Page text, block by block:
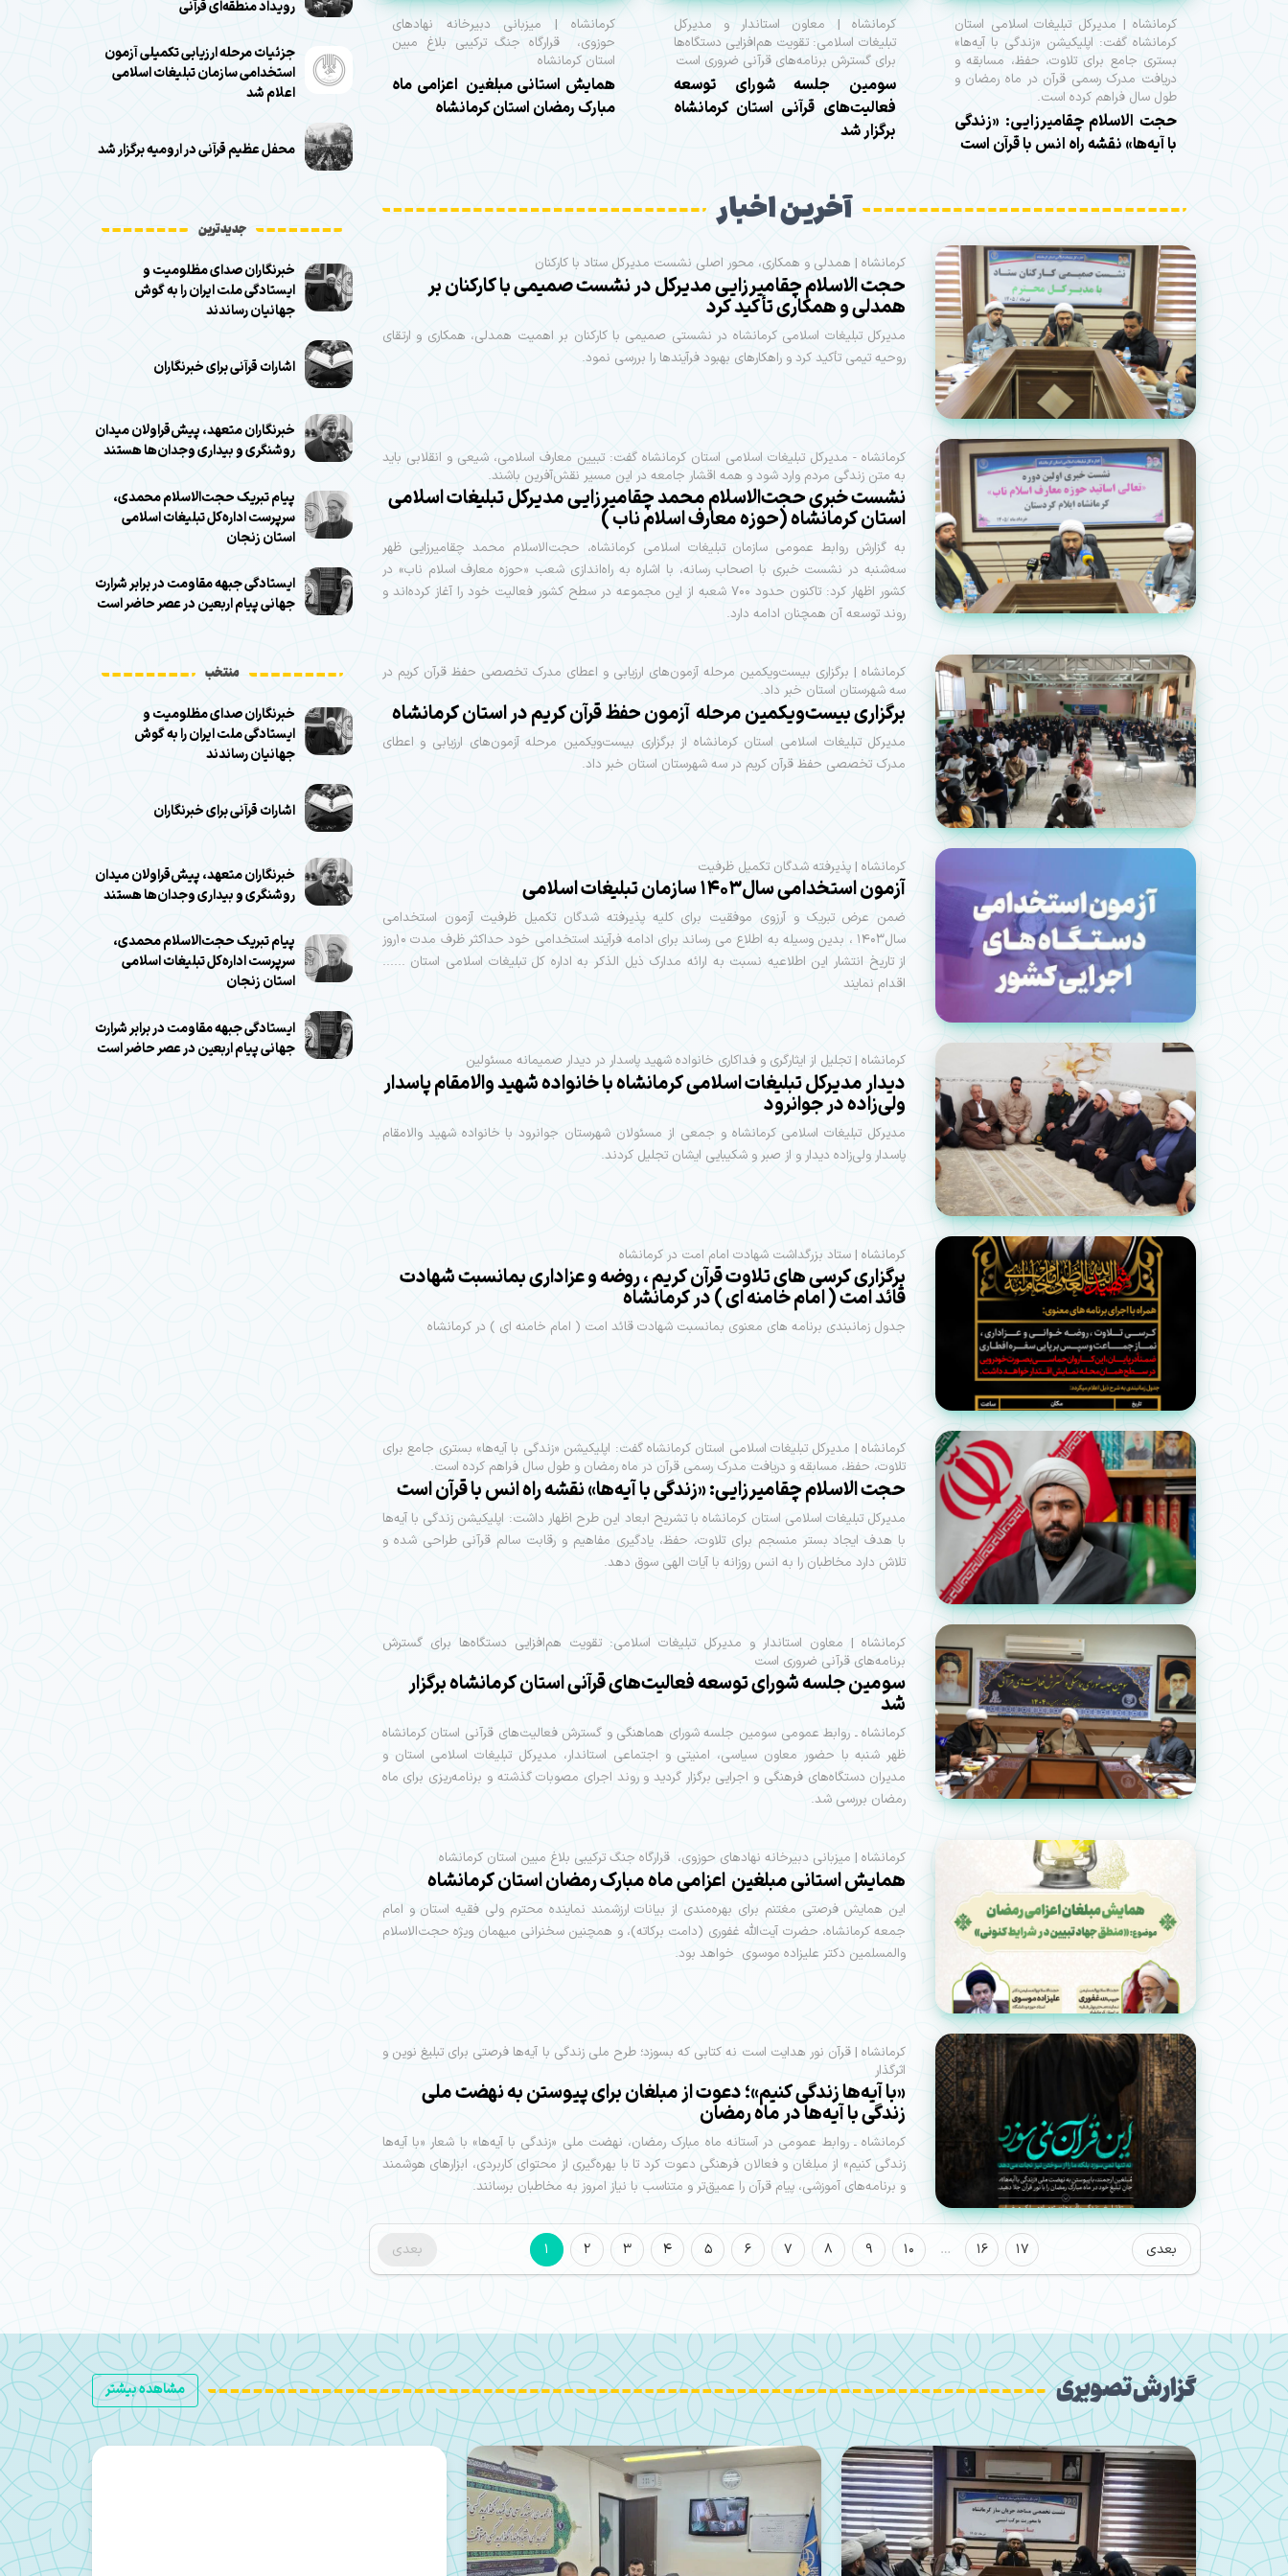
کرمانشاه | مدیرکل تبلیغات اسلامی استان
کرمانشاه گفت: اپلیکیشن «زندگی با آیه‌ها»
بستری جامع برای تلاوت، حفظ، مسابقه و
دریافت مدرک رسمی قرآن در ماه رمضان و
طول سال فراهم کرده است.
حجت الاسلام چقامیرزایی: «زندگی
با آیه‌ها» نقشه راه انس با قرآن است
کرمانشاه | معاون استاندار و مدیرکل
تبلیغات اسلامی: تقویت هم‌افزایی دستگاه‌ها
برای گسترش برنامه‌های قرآنی ضروری است
سومین جلسه شورای توسعه
فعالیت‌های قرآنی استان کرمانشاه
برگزار شد
کرمانشاه | میزبانی دبیرخانه نهادهای
حوزوی، قرارگاه جنگ ترکیبی بلاغ مبين
استان کرمانشاه
همایش استانی مبلغین اعزامی ماه
مبارک رمضان استان کرمانشاه
آخرین اخبار
کرمانشاه | همدلی و همکاری، محور اصلی نشست مدیرکل ستاد با کارکنان
حجت الاسلام چقامیرزایی مدیرکل در نشست صمیمی با کارکنان بر
همدلی و همکاری تأکید کرد
مدیرکل تبلیغات اسلامی کرمانشاه در نشستی صمیمی با کارکنان بر اهمیت همدلی، همکاری و ارتقای
روحیه تیمی تأکید کرد و راهکارهای بهبود فرآیندها را بررسی نمود.
کرمانشاه - مدیرکل تبلیغات اسلامی استان کرمانشاه گفت: تبیین معارف اسلامی، شیعی و انقلابی باید
به متن زندگی مردم وارد شود و همه اقشار جامعه در این مسیر نقش‌آفرین باشند.
نشست خبری حجت‌الاسلام محمد چقامیرزایی مدیرکل تبلیغات اسلامی
استان کرمانشاه (حوزه معارف اسلام ناب )
به گزارش روابط عمومی سازمان تبلیغات اسلامی کرمانشاه، حجت‌الاسلام محمد چقامیرزایی ظهر
سه‌شنبه در نشست خبری با اصحاب رسانه، با اشاره به راه‌اندازی شعب «حوزه معارف اسلام ناب» در
کشور اظهار کرد: تاکنون حدود ۷۰۰ شعبه از این مجموعه در سطح کشور فعالیت خود را آغاز کرده‌اند و
روند توسعه آن همچنان ادامه دارد.
کرمانشاه | برگزاری بیست‌ویکمین مرحله آزمون‌های ارزیابی و اعطای مدرک تخصصی حفظ قرآن کریم در
سه شهرستان استان خبر داد.
برگزاری بیست‌ویکمین مرحله آزمون حفظ قرآن کریم در استان کرمانشاه
مدیرکل تبلیغات اسلامی استان کرمانشاه از برگزاری بیست‌ویکمین مرحله آزمون‌های ارزیابی و اعطای
مدرک تخصصی حفظ قرآن کریم در سه شهرستان استان خبر داد.
کرمانشاه | پذیرفته شدگان تکمیل ظرفیت
آزمون استخدامی سال۱۴۰۳ سازمان تبلیغات اسلامی
ضمن عرض تبریک و آرزوی موفقیت برای کلیه پذیرفته شدگان تکمیل ظرفیت آزمون استخدامی
سال۱۴۰۳ ، بدین وسیله به اطلاع می رساند برای ادامه فرآیند استخدامی خود حداکثر ظرف مدت ۱۰روز
از تاریخ انتشار این اطلاعیه نسبت به ارائه مدارک ذیل الذکر به اداره کل تبلیغات اسلامی استان ......
اقدام نمایند
کرمانشاه | تجلیل از ایثارگری و فداکاری خانواده شهید پاسدار در دیدار صمیمانه مسئولین
دیدار مدیرکل تبلیغات اسلامی کرمانشاه با خانواده شهید والامقام پاسدار
ولی‌زاده در جوانرود
مدیرکل تبلیغات اسلامی کرمانشاه و جمعی از مسئولان شهرستان جوانرود با خانواده شهید والامقام
پاسدار ولی‌زاده دیدار و از صبر و شکیبایی ایشان تجلیل کردند.
کرمانشاه | ستاد بزرگداشت شهادت امام امت در کرمانشاه
برگزاری کرسی های تلاوت قرآن کریم ، روضه و عزاداری بمانسبت شهادت
قائد امت ( امام خامنه ای ) در کرمانشاه
جدول زمانبندی برنامه های معنوی بمانسبت شهادت قائد امت ( امام خامنه ای ) در کرمانشاه
کرمانشاه | مدیرکل تبلیغات اسلامی استان کرمانشاه گفت: اپلیکیشن «زندگی با آیه‌ها» بستری جامع برای
تلاوت، حفظ، مسابقه و دریافت مدرک رسمی قرآن در ماه رمضان و طول سال فراهم کرده است.
حجت الاسلام چقامیرزایی: «زندگی با آیه‌ها» نقشه راه انس با قرآن است
مدیرکل تبلیغات اسلامی استان کرمانشاه با تشریح ابعاد این طرح اظهار داشت: اپلیکیشن زندگی با آیه‌ها
با هدف ایجاد بستر منسجم برای تلاوت، حفظ، یادگیری مفاهیم و رقابت سالم قرآنی طراحی شده و
تلاش دارد مخاطبان را به انس روزانه با آیات الهی سوق دهد.
کرمانشاه | معاون استاندار و مدیرکل تبلیغات اسلامی: تقویت هم‌افزایی دستگاه‌ها برای گسترش
برنامه‌های قرآنی ضروری است
سومین جلسه شورای توسعه فعالیت‌های قرآنی استان کرمانشاه برگزار
شد
کرمانشاه ـ روابط عمومی سومین جلسه شورای هماهنگی و گسترش فعالیت‌های قرآنی استان کرمانشاه
ظهر شنبه با حضور معاون سیاسی، امنیتی و اجتماعی استاندار، مدیرکل تبلیغات اسلامی استان و
مدیران دستگاه‌های فرهنگی و اجرایی برگزار گردید و روند اجرای مصوبات گذشته و برنامه‌ریزی برای ماه
رمضان بررسی شد.
کرمانشاه | میزبانی دبیرخانه نهادهای حوزوی، قرارگاه جنگ ترکیبی بلاغ مبين استان کرمانشاه
همایش استانی مبلغین اعزامی ماه مبارک رمضان استان کرمانشاه
این همایش فرصتی مغتنم برای بهره‌مندی از بیانات ارزشمند نماینده محترم ولی فقیه استان و امام
جمعه کرمانشاه، حضرت آیت‌الله غفوری (دامت برکاته)، و همچنین سخنرانی میهمان ویژه حجت‌الاسلام
والمسلمین دکتر علیزاده موسوی خواهد بود.
کرمانشاه | قرآن نور هدایت است نه کتابی که بسوزد؛ طرح ملی زندگی با آیه‌ها فرصتی برای تبلیغ نوین و
اثرگذار
«با آیه‌ها زندگی کنیم»؛ دعوت از مبلغان برای پیوستن به نهضت ملی
زندگی با آیه‌ها در ماه رمضان
کرمانشاه ـ روابط عمومی در آستانه ماه مبارک رمضان، نهضت ملی «زندگی با آیه‌ها» با شعار «با آیه‌ها
زندگی کنیم» از مبلغان و فعالان فرهنگی دعوت کرد تا با بهره‌گیری از محتوای کاربردی، ابزارهای هوشمند
و برنامه‌های آموزشی، پیام قرآن را عمیق‌تر و متناسب با نیاز امروز به مخاطبان برسانند.
بعدی بعدی 1 2 3 4 5 6 7 8 9 10 … 16 17
رویداد منطقه‌ای قرآنی
جزئیات مرحله ارزیابی تکمیلی آزمون
استخدامی سازمان تبلیغات اسلامی
اعلام شد
محفل عظیم قرآنی در ارومیه برگزار شد
جدیدترین
خبرنگاران صدای مظلومیت و
ایستادگی ملت ایران را به گوش
جهانیان رساندند
اشارات قرآنی برای خبرنگاران
خبرنگاران متعهد، پیش‌قراولان میدان
روشنگری و بیداری وجدان‌ها هستند
پیام تبریک حجت‌الاسلام محمدی،
سرپرست اداره‌کل تبلیغات اسلامی
استان زنجان
ایستادگی جبهه مقاومت در برابر شرارت
جهانی پیام اربعین در عصر حاضر است
منتخب
خبرنگاران صدای مظلومیت و
ایستادگی ملت ایران را به گوش
جهانیان رساندند
اشارات قرآنی برای خبرنگاران
خبرنگاران متعهد، پیش‌قراولان میدان
روشنگری و بیداری وجدان‌ها هستند
پیام تبریک حجت‌الاسلام محمدی،
سرپرست اداره‌کل تبلیغات اسلامی
استان زنجان
ایستادگی جبهه مقاومت در برابر شرارت
جهانی پیام اربعین در عصر حاضر است
مشاهده بیشتر گزارش تصویری